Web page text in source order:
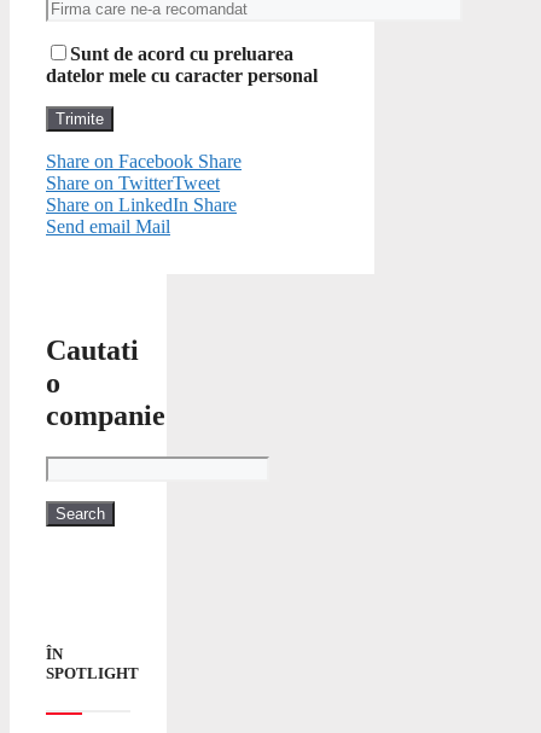
Sunt de acord cu preluarea
datelor mele cu caracter personal
Share on Facebook Share
Share on TwitterTweet
Share on LinkedIn Share
Send email Mail
Cautati
o
companie
ÎN
SPOTLIGHT